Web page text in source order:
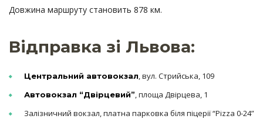
Довжина маршруту становить 878 км.
Відправка зі Львова:
Центральний автовокзал, вул. Стрийська, 109
Автовокзал “Двірцевий”, площа Двірцева, 1
Залізничний вокзал, платна парковка біля піцерії “Pizza 0-24”